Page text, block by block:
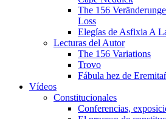
The 156
Loss
Elegías de Asfixia A
Lecturas del Autor
The 156 Variations
Trovo
Fábula hez de
Vídeos
Constitucionales
Conferencias,